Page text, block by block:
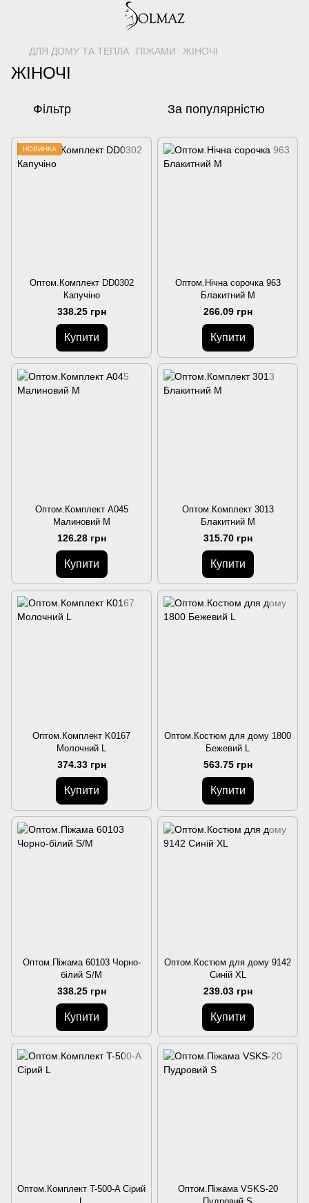
ДЛЯ ДОМУ ТА ТЕПЛА ПІЖАМИ ЖІНОЧІ
ЖІНОЧІ
Фільтр За популярністю
НОВИНКА
Оптом.Комплект DD0302
Капучіно
338.25 грн
Купити
Оптом.Нічна сорочка 963
Блакитний M
266.09 грн
Купити
Оптом.Комплект А045
Малиновий M
126.28 грн
Купити
Оптом.Комплект 3013
Блакитний M
315.70 грн
Купити
Оптом.Комплект K0167
Молочний L
374.33 грн
Купити
Оптом.Костюм для дому 1800
Бежевий L
563.75 грн
Купити
Оптом.Піжама 60103 Чорно-
білий S/M
338.25 грн
Купити
Оптом.Костюм для дому 9142
Синій XL
239.03 грн
Купити
Оптом.Комплект T-500-A Сірий
Оптом.Піжама VSKS-20